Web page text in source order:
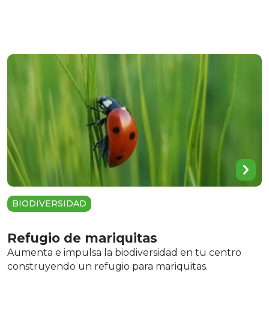
BIODIVERSIDAD
Refugio de mariquitas
Aumenta e impulsa la biodiversidad en tu centro
construyendo un refugio para mariquitas.